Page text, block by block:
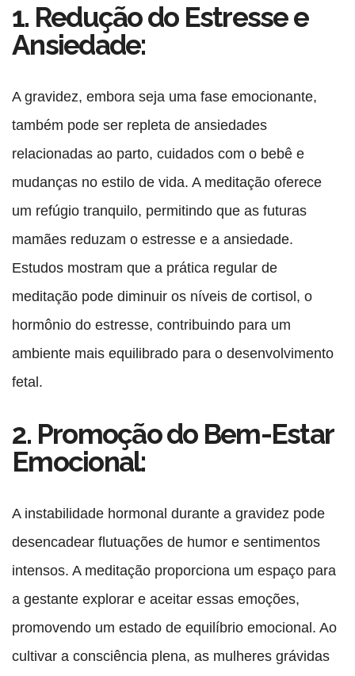
1. Redução do Estresse e
Ansiedade:
A gravidez, embora seja uma fase emocionante,
também pode ser repleta de ansiedades
relacionadas ao parto, cuidados com o bebê e
mudanças no estilo de vida. A meditação oferece
um refúgio tranquilo, permitindo que as futuras
mamães reduzam o estresse e a ansiedade.
Estudos mostram que a prática regular de
meditação pode diminuir os níveis de cortisol, o
hormônio do estresse, contribuindo para um
ambiente mais equilibrado para o desenvolvimento
fetal.
2. Promoção do Bem-Estar
Emocional:
A instabilidade hormonal durante a gravidez pode
desencadear flutuações de humor e sentimentos
intensos. A meditação proporciona um espaço para
a gestante explorar e aceitar essas emoções,
promovendo um estado de equilíbrio emocional. Ao
cultivar a consciência plena, as mulheres grávidas